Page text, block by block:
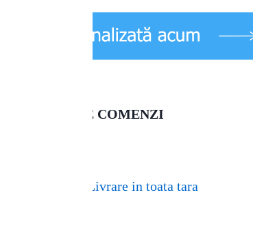
LIVRARE COMENZI
Livrare in toata tara